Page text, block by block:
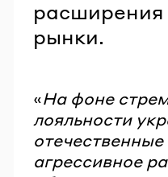
рынки.
«На фоне
лояльности
агрессивное